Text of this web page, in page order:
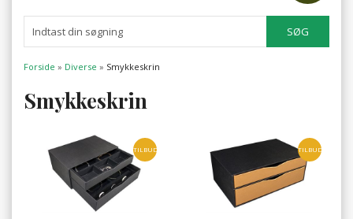
Forside » Diverse » Smykkeskrin
Smykkeskrin
TILBUD TILBUD